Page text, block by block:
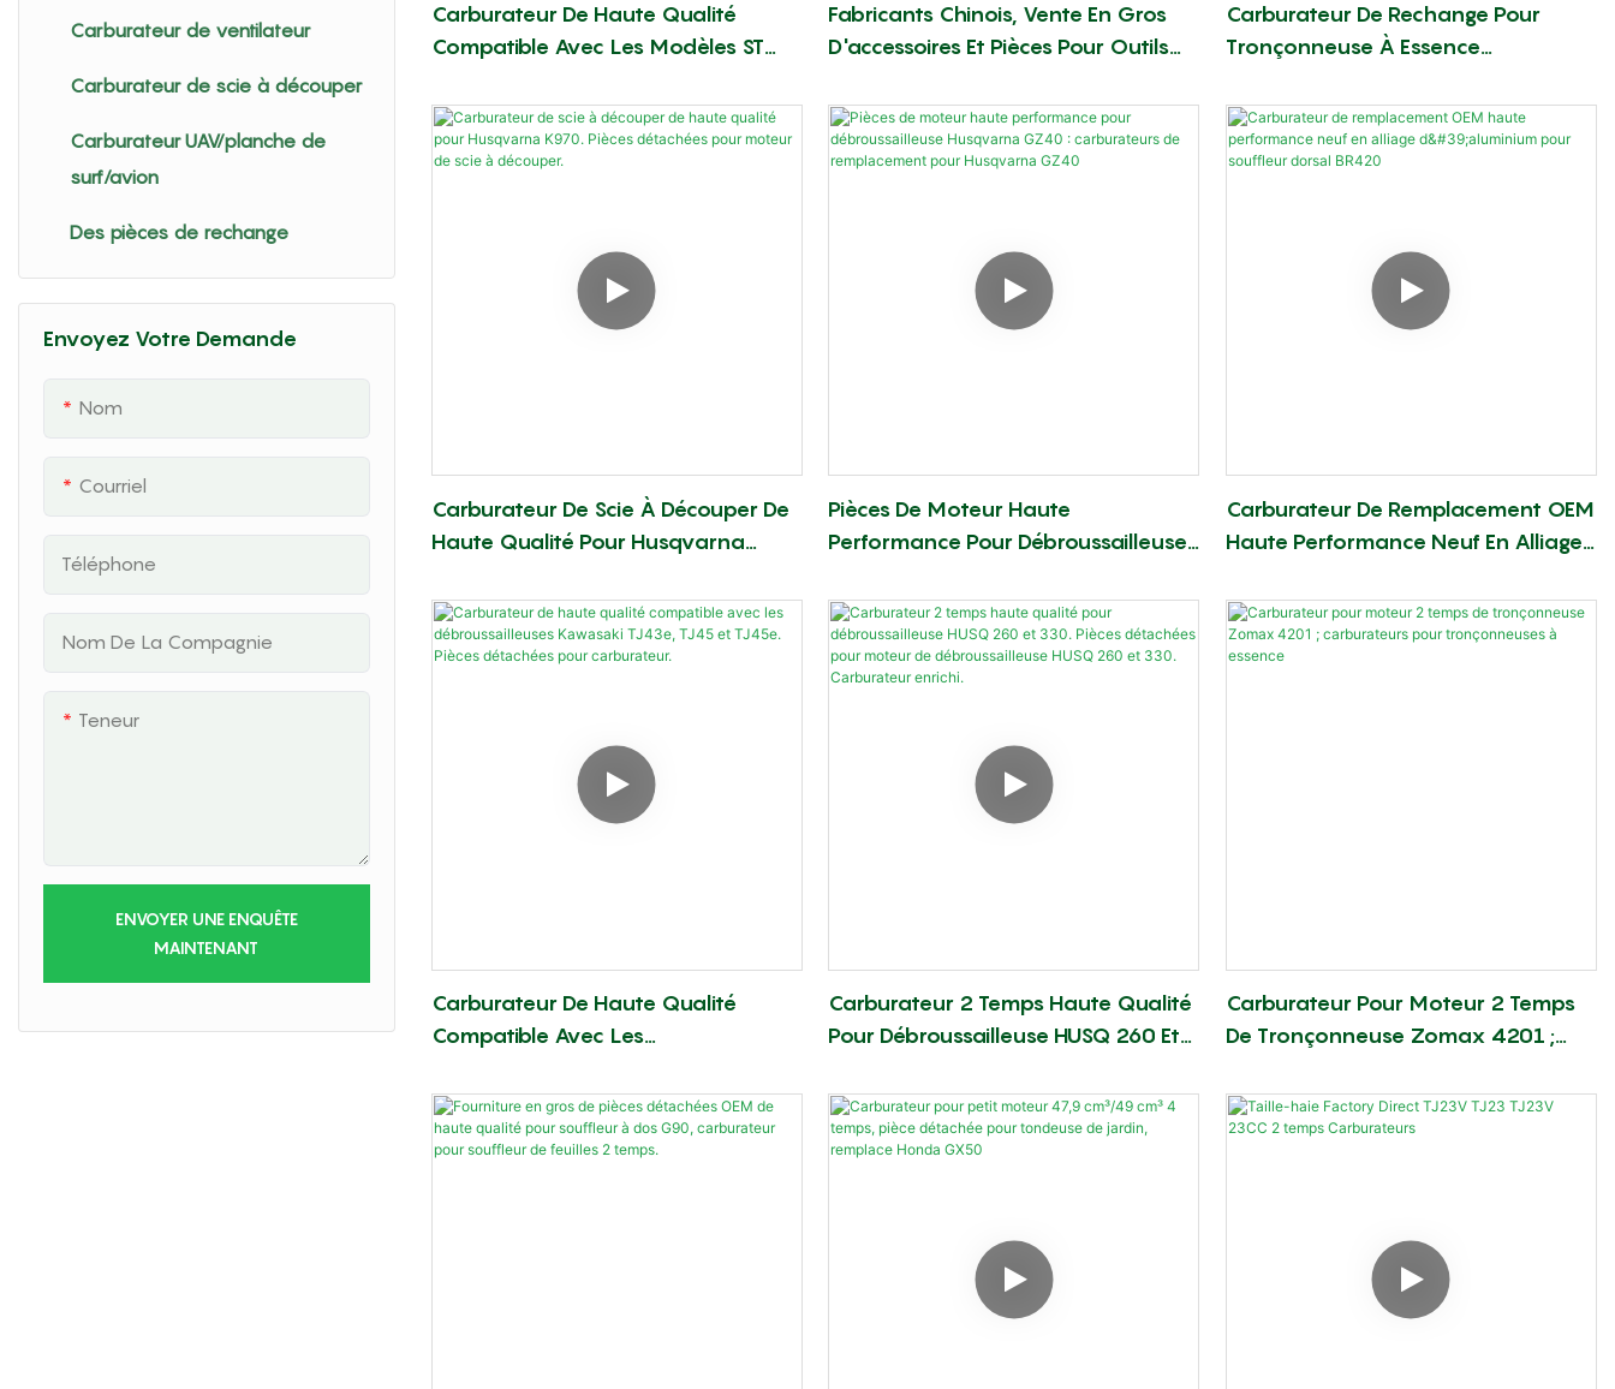
Carburateur de ventilateur
Carburateur de scie à découper
Carburateur UAV/planche de
surf/avion
Des pièces de rechange
Envoyez Votre Demande
Nom
Courriel
Téléphone
Nom De La Compagnie
Teneur
ENVOYER UNE ENQUÊTE
MAINTENANT
Carburateur De Haute Qualité
Compatible Avec Les Modèles ST
Tronçonneuse ZAMA. Pièces
Détachées Pour Tronçonneuse.
Fabricants Chinois, Vente En Gros
D'accessoires Et Pièces Pour Outils
(remplace Le Carburateur ST).
Carburateur De Rechange Pour
Tronçonneuse À Essence
Carburateur De Scie À Découper De
Haute Qualité Pour Husqvarna
De Scie À Découper.
Pièces De Moteur Haute
Performance Pour Débroussailleuse
Remplacement Pour Husqvarna
GZ40
Carburateur De Remplacement OEM
Haute Performance Neuf En Alliage
BR420
Carburateur De Haute Qualité
Compatible Avec Les
TJ45 Et TJ45e. Pièces Détachées
Pour Carburateur.
Carburateur 2 Temps Haute Qualité
Pour Débroussailleuse HUSQ 260 Et
De Débroussailleuse HUSQ 260 Et
330. Carburateur Enrichi.
Carburateur Pour Moteur 2 Temps
De Tronçonneuse Zomax 4201 ;
Essence